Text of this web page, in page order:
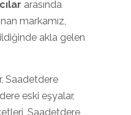
arasında
markamız,
akla gelen
Saadetdere
eski eşyalar,
Saadetdere